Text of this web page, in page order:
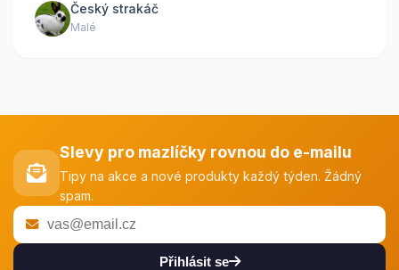
Český strakáč
Malé
Slevy pro mazlíčky rovnou do e-mailu
Tipy na akce a nové produkty každý týden. Žádný
spam.
Přihlásit se